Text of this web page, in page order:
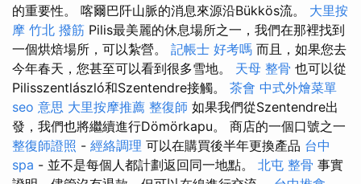
的重要性。 喀爾巴阡山脈的消息來源沿Bükkös流。 大里按
摩 竹北 撥筋 Pilis最美麗的休息場所之一，我們在那裡找到
一個烘焙場所，可以紮營。 記帳士 好考嗎 而且，如果您去
今年春天，您甚至可以看到很多雪地。 天母 整骨 也可以從
Pilisszentlászló和Szentendre接觸。 茶會 中式外燴菜單
seo 意思 大里按摩推薦 整復師 如果我們從Szentendre出
發，我們也將繼續進行Dömörkapu。 商店的一個口號之一
整復師證照 - 經絡調理 可以在購買後半年更換產品 台中
spa - 並不是每個人都計劃返回同一地點。 北屯 整骨 事實